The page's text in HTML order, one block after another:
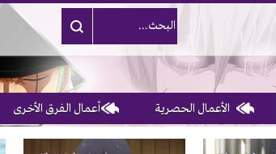
الأعمال الحصرية أعمال الفرق الأخرى